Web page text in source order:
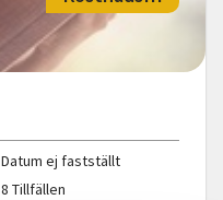
Datum ej fastställt
8 Tillfällen